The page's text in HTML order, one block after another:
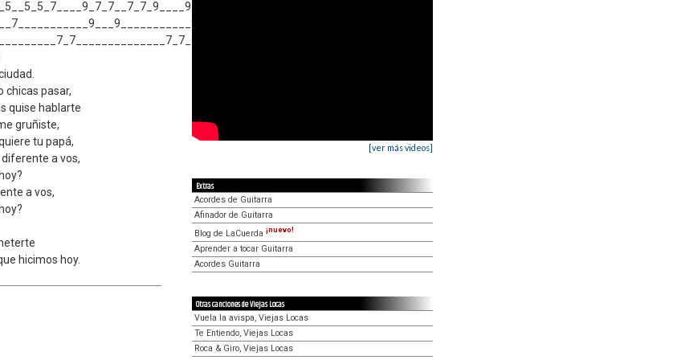
       A               B
1|---------------|---------------|
2|----7-5-5-5-7--|----9-7-7-7-9--|
3|-----7---7-----|-----9---9-----|
4|-55-----------
chicas pasar,
quise hablarte
gruñiste,
tu papá,
a vos,
a vos,
hicimos hoy.
[ver más videos]
Extras
Acordes de Guitarra
Afinador de Guitarra
Blog de LaCuerda ¡nuevo!
Aprender a tocar Guitarra
Acordes Guitarra
Otras canciones de Viejas Locas
Vuela la avispa, Viejas Locas
Te Entiendo, Viejas Locas
Roca & Giro, Viejas Locas